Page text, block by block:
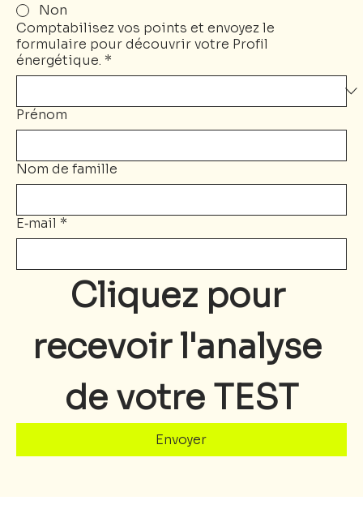
Non
Comptabilisez vos points et envoyez le
formulaire pour découvrir votre Profil
énergétique. *
Prénom
Nom de famille
E‑mail *
Cliquez pour
recevoir l'analyse
de votre TEST
Envoyer